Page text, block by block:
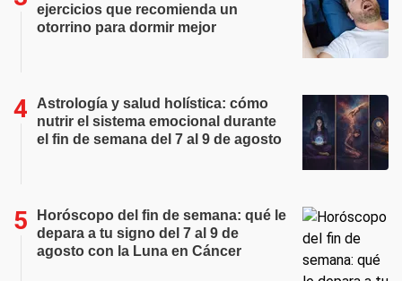
ejercicios que recomienda un
otorrino para dormir mejor
Astrología y salud holística: cómo
nutrir el sistema emocional durante
el fin de semana del 7 al 9 de agosto
Horóscopo del fin de semana: qué le
depara a tu signo del 7 al 9 de
agosto con la Luna en Cáncer